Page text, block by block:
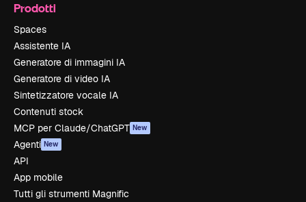
Prodotti
Spaces
Assistente IA
Generatore di immagini IA
Generatore di video IA
Sintetizzatore vocale IA
Contenuti stock
MCP per Claude/ChatGPT New
Agenti New
API
App mobile
Tutti gli strumenti Magnific